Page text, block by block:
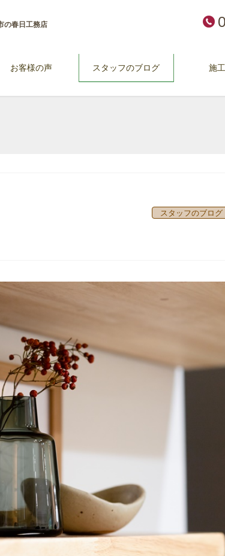
の春日工務店
お客様の声 スタッフのブログ 施
スタッフのブログ